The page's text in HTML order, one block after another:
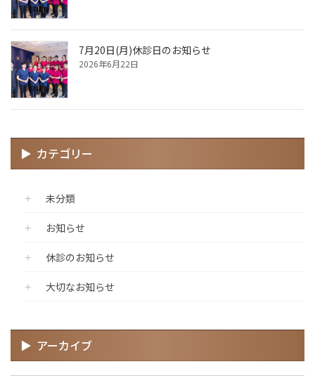
7月20日(月)休診日のお知らせ
2026年6月22日
カテゴリー
未分類
お知らせ
休診のお知らせ
大切なお知らせ
アーカイブ